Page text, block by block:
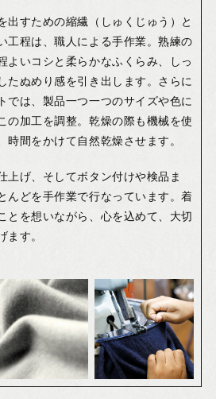
出すための縮繊（しゅくじゅう）と
工程は、職人による手作業。熟練の
よいコシと柔らかなふくらみ、しっ
たぬめり感を引き出します。さらに
では、製品一つ一つのサイズや色に
の加工を調整。乾燥の際も機械を使
時間をかけて自然乾燥させます。
上げ、そしてボタン付けや検品ま
んどを手作業で行なっています。着
とを想いながら、心を込めて、大切
ます。